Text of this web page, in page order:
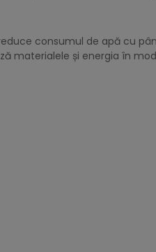
consumul de apă cu
materialele și energia în